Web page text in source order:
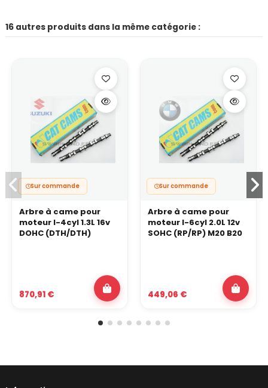
16 autres produits dans la même catégorie :
Sur commande
Arbre à came pour
moteur I-4cyl 1.3L 16v
DOHC (DTH/DTH)
870,91 €
Sur commande
Arbre à came pour
moteur I-6cyl 2.0L 12v
SOHC (RP/RP) M20 B20
449,06 €